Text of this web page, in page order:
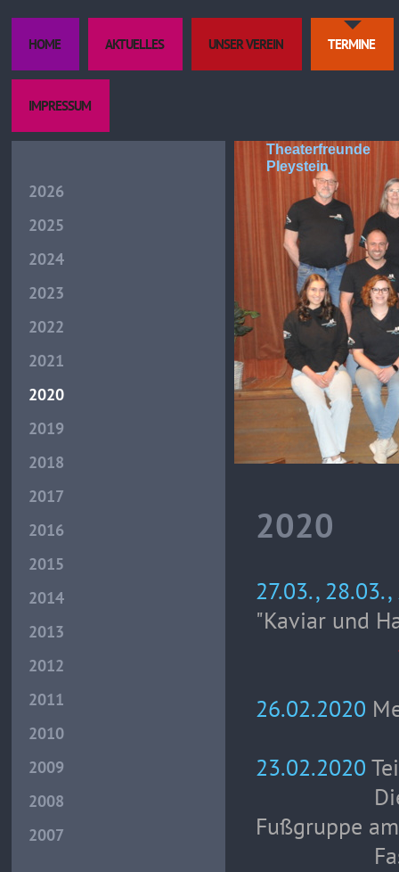
HOME AKTUELLES UNSER VEREIN TERMINE
IMPRESSUM
2026
2025
2024
2023
2022
2021
2020
2019
2018
2017
2016
2015
2014
2013
2012
2011
2010
2009
2008
2007
Theaterfreunde
Pleystein
2020
27.03.,
"Kaviar und
- wurde
26.02.2020
23.02.2020
Die
Fußgruppe